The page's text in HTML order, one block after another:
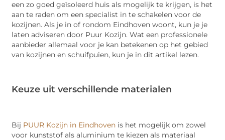
een zo goed geïsoleerd huis als mogelijk te krijgen, is het
aan te raden om een specialist in te schakelen voor de
kozijnen. Als je in of rondom Eindhoven woont, kun je je
laten adviseren door Puur Kozijn. Wat een professionele
aanbieder allemaal voor je kan betekenen op het gebied
van kozijnen en schuifpuien, kun je in dit artikel lezen.
Keuze uit verschillende materialen
Bij PUUR Kozijn in Eindhoven is het mogelijk om zowel
voor kunststof als aluminium te kiezen als materiaal